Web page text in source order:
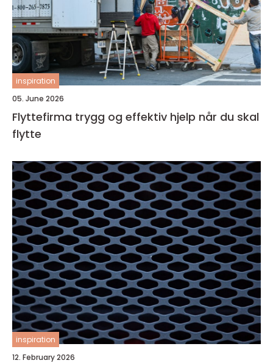
inspiration
05. June 2026
Flyttefirma trygg og effektiv hjelp når du skal
flytte
inspiration
12. February 2026